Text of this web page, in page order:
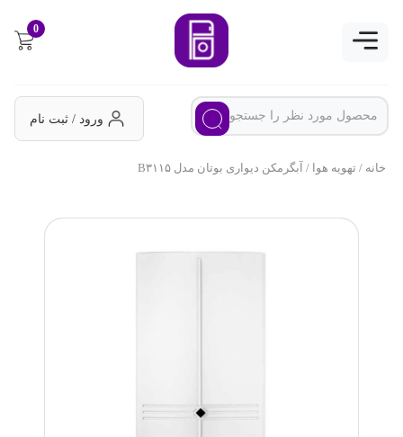
0
ورود / ثبت نام
خانه/ تهویه هوا/ آبگرمکن دیواری بوتان مدل B۳۱۱۵